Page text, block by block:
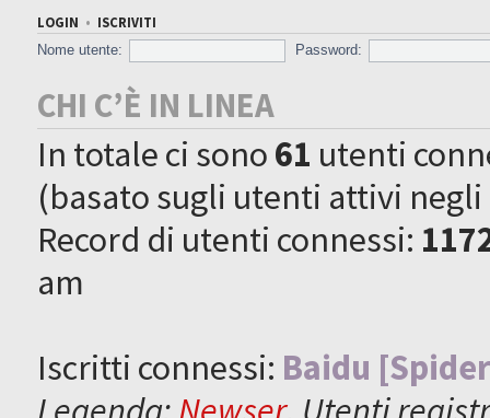
LOGIN • ISCRIVITI
Nome utente:
Password:
CHI C’È IN LINEA
In totale ci sono61 utenti
(basato sugli utenti attivi
Record di utenti connessi:
am
Iscritti connessi: Baidu